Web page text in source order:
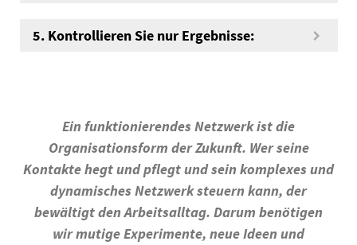
5. Kontrollieren Sie nur Ergebnisse:
Ein funktionierendes Netzwerk ist die
Organisationsform der Zukunft. Wer seine
Kontakte hegt und pflegt und sein komplexes und
dynamisches Netzwerk steuern kann, der
bewältigt den Arbeitsalltag. Darum benötigen
wir mutige Experimente, neue Ideen und